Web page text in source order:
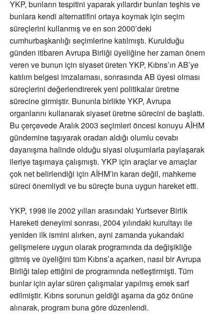
YKP, bunların tespitini yaparak yıllardır bunları teşhis ve
bunlara kendi alternatifini ortaya koymak için seçim
süreçlerini kullanmış ve en son 2000’deki
cumhurbaşkanlığı seçimlerine katılmıştı. Kurulduğu
günden itibaren Avrupa Birliği üyeliğine her zaman önem
veren ve bunun için siyaset üreten YKP, Kıbrıs’ın AB’ye
katılım belgesi imzalaması, sonrasında AB üyesi olması
süreçlerini değerlendirerek yeni politikalar üretme
sürecine girmiştir. Bununla birlikte YKP, Avrupa
organlarını kullanarak siyaset üretme sürecini de başlattı.
Bu çerçevede Aralık 2003 seçimleri öncesi konuyu AİHM
gündemine taşıyarak oradan aldığı olumlu cevabı
dayanışma halinde olduğu siyasi oluşumlarla paylaşarak
ileriye taşımaya çalışmıştı. YKP için araçlar ve amaçlar
çok net belirlendiği için AİHM’in kararı değil, mahkeme
süreci önemliydi ve bu süreçte buna uygun hareket etti.
YKP, 1998 ile 2002 yılları arasındaki Yurtsever Birlik
Hareketi deneyimi sonrası, 2004 yılındaki kurultayı ile
yeniden ilk ismini alırken, ayni zamanda yukarıdaki
gelişmelere uygun olarak programında da değişikliğe
gitmiş ve üyeliğini tüm Kıbrıs’a açarken, nasıl bir Avrupa
Birliği talep ettiğini de programında netleştirmişti. Tüm
bunlar için aylar süren çalışmalar yapılmış emek sarf
edilmiştir. Kıbrıs sorunun geldiği aşama da göz önüne
alınarak, program buna göre düzenlendi.